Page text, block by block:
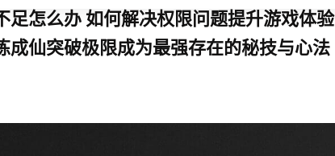
足怎么办 如何解决权限问题提升游戏体验
成仙突破极限成为最强存在的秘技与心法